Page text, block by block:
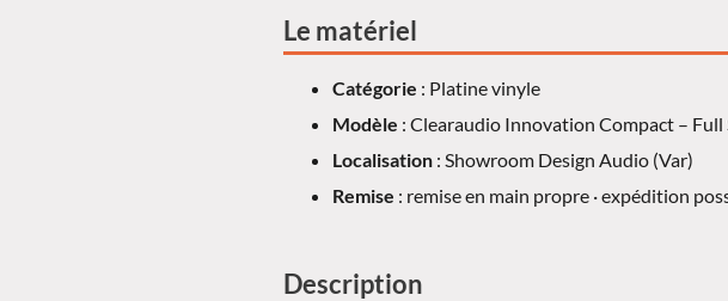
Le matériel
Catégorie : Platine vinyle
Modèle : Clearaudio Innovation Compact – Full
Localisation: Showroom Design Audio (Var)
Remise : remise en main propre · expédition
Description